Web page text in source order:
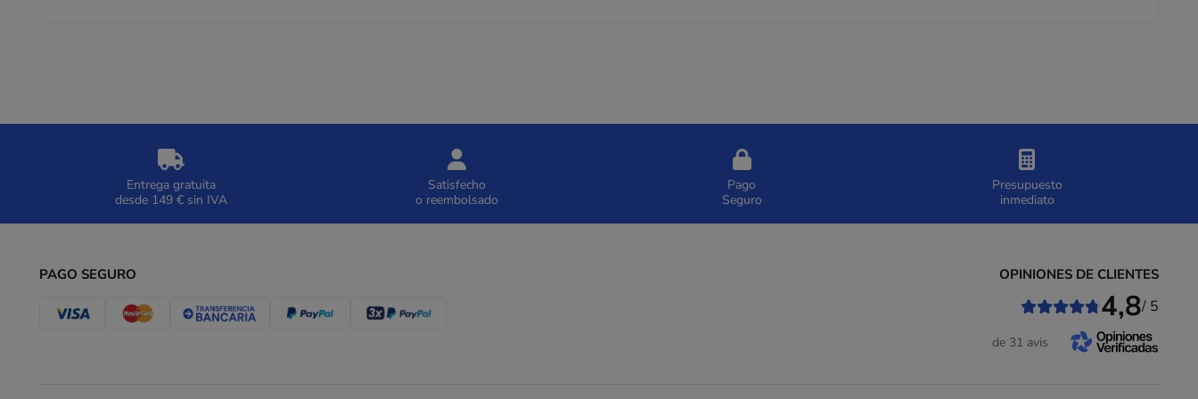
Entrega gratuita
desde 149 € sin IVA
Satisfecho
o reembolsado
Pago
Seguro
Presupuesto
inmediato
PAGO SEGURO OPINIONES DE CLIENTES
4,8/ 5
de 31 avis